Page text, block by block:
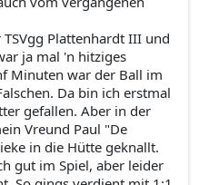
Plattenhardt III und
ja mal 'n hitziges
Minuten war der Ball im
Da bin ich erstmal
gefallen. Aber in der
Vreund Paul "De
in die Hütte geknallt.
gut im Spiel, aber leider